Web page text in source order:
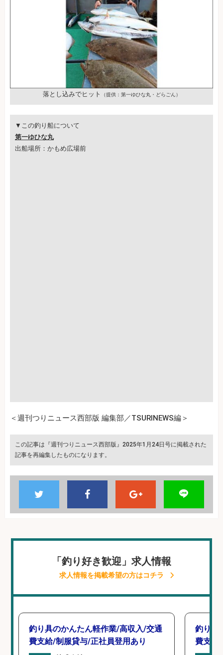
落とし込みでヒット （提供：第一ゆひな丸・どらごん）
▼この釣り船について
第一ゆひな丸
出船場所：かもめ広場前
＜週刊つりニュース西部版 編集部／TSURINEWS編＞
この記事は『週刊つりニュース西部版』2025年1月24日号に掲載された
記事を再編集したものになります。
「釣り好き歓迎」求人情報
求人情報を掲載希望の方はコチラ
釣り具のかんたん軽作業/高収入/交通
費支給/制服貸与/正社員登用あり
釣り具
費支給